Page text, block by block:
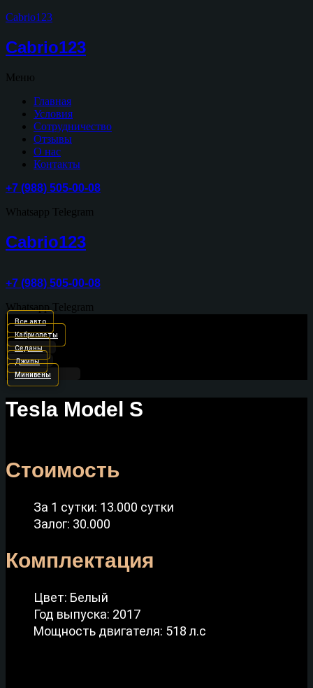
Cabrio123
Cabrio123
Меню
Главная
Условия
Сотрудничество
Отзывы
О нас
Контакты
+7 (988) 505-00-08
Whatsapp Telegram
Cabrio123
+7 (988) 505-00-08
Whatsapp Telegram
Все авто
Кабриолеты
Седаны
Джипы
Минивены
Tesla Model S
Стоимость
За 1 сутки: 13.000 сутки
Залог: 30.000
Комплектация
Цвет: Белый
Год выпуска: 2017
Мощность двигателя: 518 л.с